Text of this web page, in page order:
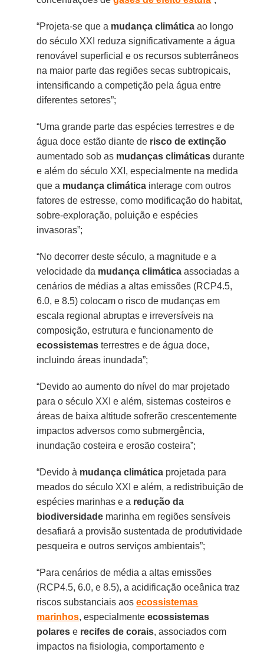
“Projeta-se que a mudança climática ao longo
do século XXI reduza significativamente a água
renovável superficial e os recursos subterrâneos
na maior parte das regiões secas subtropicais,
intensificando a competição pela água entre
diferentes setores”;
“Uma grande parte das espécies terrestres e de
água doce estão diante de risco de extinção
aumentado sob as mudanças climáticas durante
e além do século XXI, especialmente na medida
que a mudança climática interage com outros
fatores de estresse, como modificação do habitat,
sobre-exploração, poluição e espécies
invasoras”;
“No decorrer deste século, a magnitude e a
velocidade da mudança climática associadas a
cenários de médias a altas emissões (RCP4.5,
6.0, e 8.5) colocam o risco de mudanças em
escala regional abruptas e irreversíveis na
composição, estrutura e funcionamento de
ecossistemas terrestres e de água doce,
incluindo áreas inundada”;
“Devido ao aumento do nível do mar projetado
para o século XXI e além, sistemas costeiros e
áreas de baixa altitude sofrerão crescentemente
impactos adversos como submergência,
inundação costeira e erosão costeira”;
“Devido à mudança climática projetada para
meados do século XXI e além, a redistribuição de
espécies marinhas e a redução da
biodiversidade marinha em regiões sensíveis
desafiará a provisão sustentada de produtividade
pesqueira e outros serviços ambientais”;
“Para cenários de média a altas emissões
(RCP4.5, 6.0, e 8.5), a acidificação oceânica traz
riscos substanciais aosecossistemas
marinhos, especialmenteecossistemas
polares e recifes de corais, associados com
impactos na fisiologia, comportamento e